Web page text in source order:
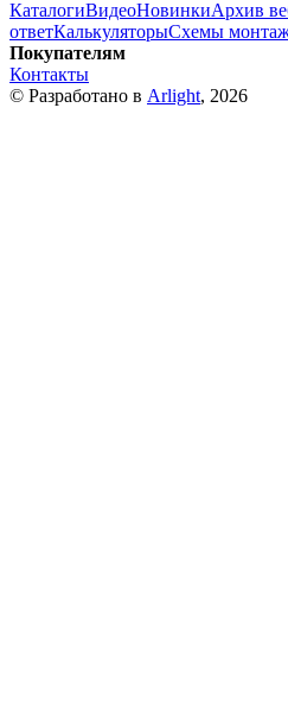
КаталогиВидеоНовинкиАрхив
ответКалькуляторыСхемы
Покупателям
Контакты
© Разработано в Arlight, 2026